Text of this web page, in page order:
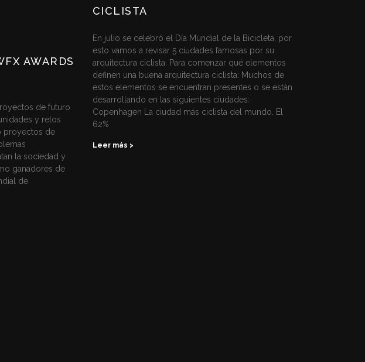
AWARDS
de futuro
y retos
proyectos de
la sociedad y
ganadores de
de
CICLISTA
En julio se celebró el Día Mundial de la Bicicleta, por
esto vamos a revisar 5 ciudades famosas por su
arquitectura ciclista. Para comenzar qué elementos
definen una buena arquitectura ciclista: Muchos de
estos elementos se encuentran presentes o se están
desarrollando en las siguientes ciudades:
Copenhagen La ciudad más ciclista del mundo. El
62%
Leer más >